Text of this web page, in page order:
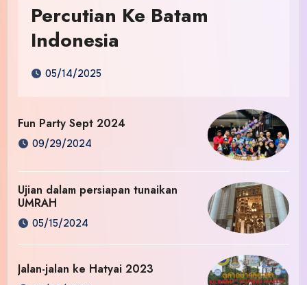
Percutian Ke Batam
Indonesia
05/14/2025
Fun Party Sept 2024
09/29/2024
Ujian dalam persiapan tunaikan
UMRAH
05/15/2024
Jalan-jalan ke Hatyai 2023